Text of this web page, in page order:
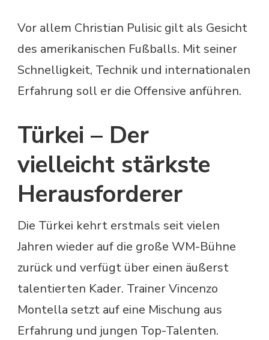
Vor allem Christian Pulisic gilt als Gesicht
des amerikanischen Fußballs. Mit seiner
Schnelligkeit, Technik und internationalen
Erfahrung soll er die Offensive anführen.
Türkei – Der
vielleicht stärkste
Herausforderer
Die Türkei kehrt erstmals seit vielen
Jahren wieder auf die große WM-Bühne
zurück und verfügt über einen äußerst
talentierten Kader. Trainer Vincenzo
Montella setzt auf eine Mischung aus
Erfahrung und jungen Top-Talenten.